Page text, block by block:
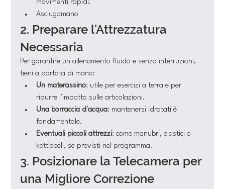
movimenti rapidi.
Asciugamano
2. Preparare l'Attrezzatura
Necessaria
Per garantire un allenamento fluido e senza interruzioni,
tieni a portata di mano:
Un materassino: utile per esercizi a terra e per
ridurre l'impatto sulle articolazioni.
Una borraccia d'acqua: mantenersi idratati è
fondamentale.
Eventuali piccoli attrezzi: come manubri, elastici o
kettlebell, se previsti nel programma.
3. Posizionare la Telecamera per
una Migliore Correzione